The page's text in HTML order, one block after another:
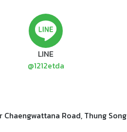
LINE
@1212etda
Road, Thung Song